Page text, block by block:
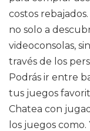
costos
no solo a
videoconsolas,
través de los
Podrás ir entre
tus juegos
Chatea con
los juegos